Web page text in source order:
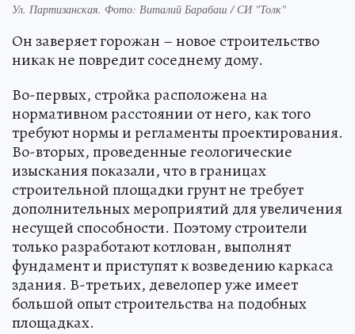
Ул. Партизанская. Фото: Виталий Барабаш / СИ "Толк"
Он заверяет горожан – новое строительство
никак не повредит соседнему дому.
Во-первых, стройка расположена на
нормативном расстоянии от него, как того
требуют нормы и регламенты проектирования.
Во-вторых, проведенные геологические
изыскания показали, что в границах
строительной площадки грунт не требует
дополнительных мероприятий для увеличения
несущей способности. Поэтому строители
только разработают котлован, выполнят
фундамент и приступят к возведению каркаса
здания. В-третьих, девелопер уже имеет
большой опыт строительства на подобных
площадках.